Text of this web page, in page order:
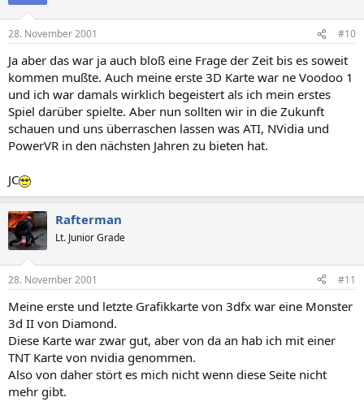
28. November 2001 #10
Ja aber das war ja auch bloß eine Frage der Zeit bis es soweit
kommen mußte. Auch meine erste 3D Karte war ne Voodoo 1
und ich war damals wirklich begeistert als ich mein erstes
Spiel darüber spielte. Aber nun sollten wir in die Zukunft
schauen und uns überraschen lassen was ATI, NVidia und
PowerVR in den nächsten Jahren zu bieten hat.
JC
Rafterman
Lt. Junior Grade
28. November 2001 #11
Meine erste und letzte Grafikkarte von 3dfx war eine Monster
3d II von Diamond.
Diese Karte war zwar gut, aber von da an hab ich mit einer
TNT Karte von nvidia genommen.
Also von daher stört es mich nicht wenn diese Seite nicht
mehr gibt.